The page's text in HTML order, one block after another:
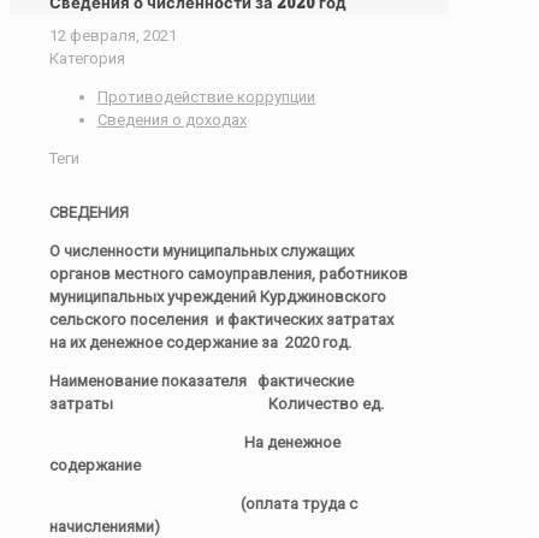
12 февраля, 2021
Категория
Противодействие коррупции
Сведения о доходах
Теги
СВЕДЕНИЯ
О численности муниципальных служащих
органов местного самоуправления, работников
муниципальных учреждений Курджиновского
сельского поселения и фактических затратах
на их денежное содержание за 2020 год.
Наименование показателя фактические
затраты Количество ед.
На денежное
содержание
(оплата труда с
начислениями)